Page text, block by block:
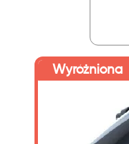
Wyróżniona